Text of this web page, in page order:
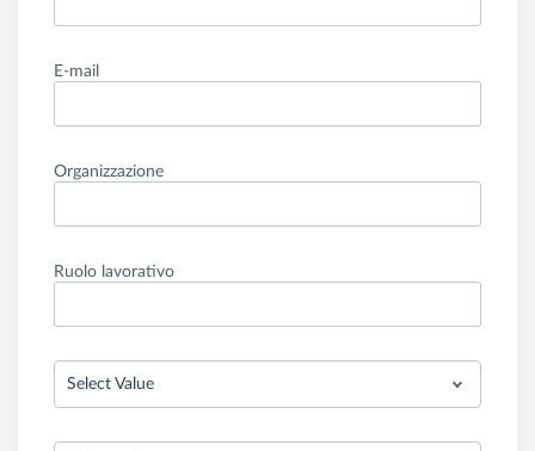
E-mail
Organizzazione
Ruolo lavorativo
Select Value